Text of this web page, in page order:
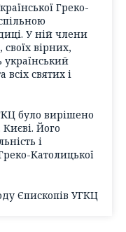
Греко-
У ній члени
вірних,
український
всіх святих і
було вирішено
Його
і
Католицької
Єпископів УГКЦ